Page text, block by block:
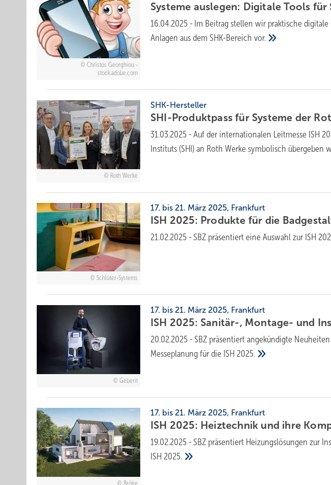
Christos Georghiou -
stock.adobe.com
Systeme auslegen: Digitale Tools für
16.04.2025 - Im Beitrag stellen wir prak­tische
Anlagen aus dem SHK-Bereichvor.
Roth Werke
SHK-Hersteller
SHI-Produktpass für Systeme der
31.03.2025 - Auf der internationalen Leitmesse ISH
Instituts (SHI) an Roth Werke symbolisch übergeben
Schlüter-Systems
17. bis 21. März 2025, Frankfurt
ISH 2025: Produkte für die
21.02.2025 - SBZ präsentiert eine Auswahl zur ISH
Geberit
17. bis 21. März 2025, Frankfurt
ISH 2025: Sanitär-, Montage- und
20.02.2025 - SBZ präsentiert angekündigte
Messeplanung für die ISH 2025.
Brötje
17. bis 21. März 2025, Frankfurt
ISH 2025: Heiz­tech­nik und ihre
19.02.2025 - SBZ präsentiert Heizungslösungen zur
ISH 2025.